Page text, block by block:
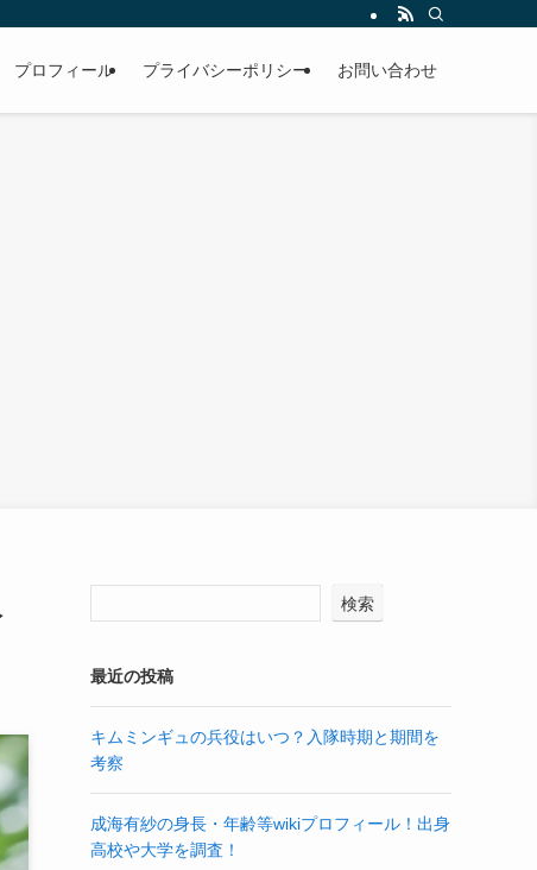
プロフィール プライバシーポリシー お問い合わせ
検索
最近の投稿
キムミンギュの兵役はいつ？入隊時期と期間を
考察
成海有紗の身長・年齢等wikiプロフィール！出身
高校や大学を調査！